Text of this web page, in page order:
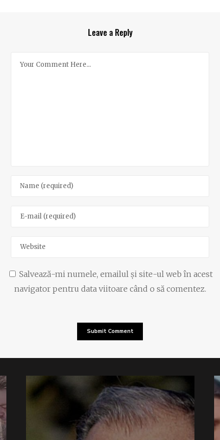
Leave a Reply
Salvează-mi numele, emailul și site-ul web în acest
navigator pentru data viitoare când o să comentez.